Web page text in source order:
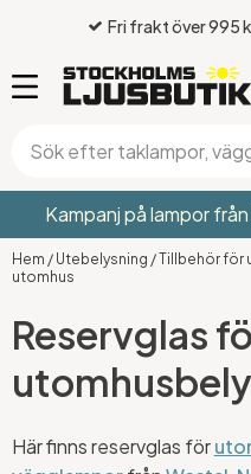
Fri frakt över 995
Kampanj på lampor från
Hem / Utebelysning /Tillbehör för
utomhus
Reservglas
Här finns reservglas för